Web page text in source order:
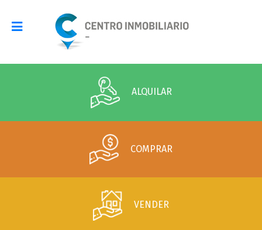
ALQUILAR
COMPRAR
VENDER